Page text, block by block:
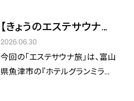
し、五感が研ぎ澄まされる特別
な“Chillout”体験です。
り”の体験を導きます。 “再生の地
で叶える、魂の解放” 「moksa」と
は、梵語で「解脱」や「解放」を意
味する言葉。かつて傷ついた皇子
ナのスペシャリスト・笹野美紀恵
氏のプロデュースにより、この地
に息づくアートと温泉が、深い心
身の解放を導くリトリート体験で
【きょうのエステサウナ旅
VOL.10】空と海と、立山連
峰に抱かれて。富山・魚津
で味わうアートと絶景の
2026.06.30
今回の「エステサウナ旅」は、富山
県魚津市の『ホテルグランミラー